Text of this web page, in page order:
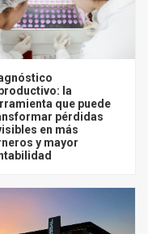
la
que puede
pérdidas
en más
y mayor